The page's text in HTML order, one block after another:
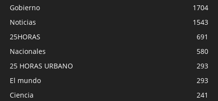
Gobierno
1704
Noticias
1543
25HORAS
691
Nacionales
580
25 HORAS URBANO
293
El mundo
293
Ciencia
241